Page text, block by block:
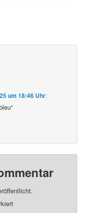
um 18:46 Uhr: